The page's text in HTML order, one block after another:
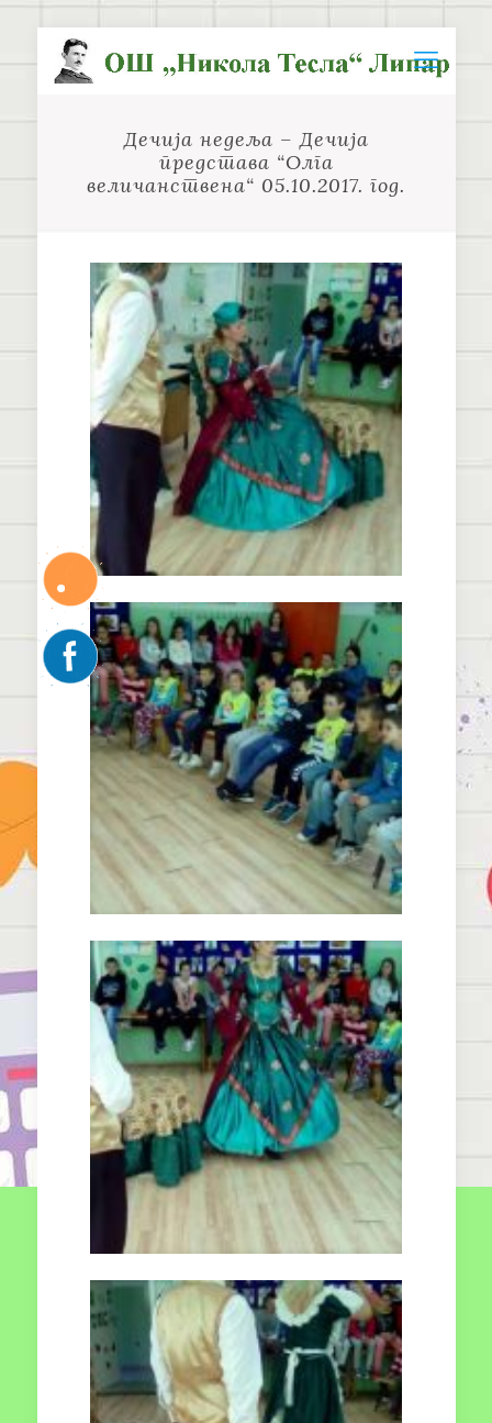
Дечија недеља – Дечија
представа “Олга
величанствена“ 05.10.2017. год.